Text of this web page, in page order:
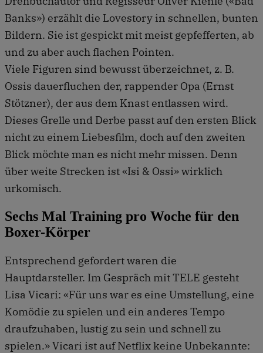
Banks») erzählt die Lovestory in schnellen, bunten
Bildern. Sie ist gespickt mit meist gepfefferten, ab
und zu aber auch flachen Pointen.
Viele Figuren sind bewusst überzeichnet, z. B.
Ossis dauerfluchen der, rappender Opa (Ernst
Stötzner), der aus dem Knast entlassen wird.
Dieses Grelle und Derbe passt auf den ersten Blick
nicht zu einem Liebesfilm, doch auf den zweiten
Blick möchte man es nicht mehr missen. Denn
über weite Strecken ist «Isi & Ossi» wirklich
urkomisch.
Sechs Mal Training pro Woche für den
Boxer-Körper
Entsprechend gefordert waren die
Hauptdarsteller. Im Gespräch mit TELE gesteht
Lisa Vicari: «Für uns war es eine Umstellung, eine
Komödie zu spielen und ein anderes Tempo
draufzuhaben, lustig zu sein und schnell zu
spielen.» Vicari ist auf Netflix keine Unbekannte: